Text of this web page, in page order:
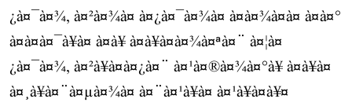
¿à¤¯à¤¾, à¤²à¤¾à¤ à¤¿à¤¯à¤¾à¤ à¤à¤¾à¤à¤ à¤à¤°
à¤à¤à¤¯à¥à¤ à¤à¥ à¤à¥à¤à¤¾à¤ªà¤¨ à¤¦à¤
¿à¤¯à¤¾, à¤²à¥à¤à¤¿à¤¨ à¤¹à¤®à¤¾à¤°à¥ à¤à¥à¤
à¤¸à¥à¤¨à¤µà¤¾à¤ à¤¨à¤¹à¥à¤ à¤¹à¥à¤à¥¤